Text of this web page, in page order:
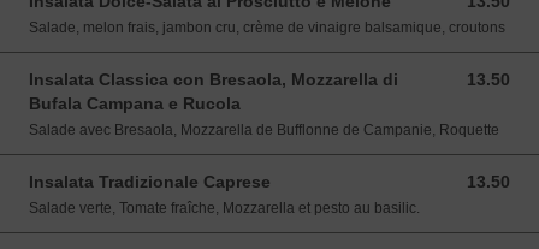
Salade, melon frais, jambon cru, crème de vinaigre balsamique, croutons
Insalata Classica con Bresaola, Mozzarella di
Bufala Campana e Rucola
13.50
13.50 EUR
Salade avec Bresaola, Mozzarella de Bufflonne de Campanie, Roquette
Insalata Tradizionale Caprese 13.50
13.50 EUR
Salade verte, Tomate fraîche, Mozzarella et pesto au basilic.